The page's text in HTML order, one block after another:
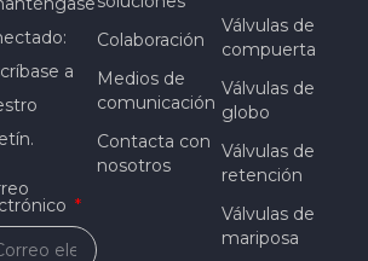
a
Colaboración
Medios de
comunicación
Contacta con
nosotros
Válvulas de
compuerta
Válvulas de
globo
Válvulas de
retención
Válvulas de
mariposa